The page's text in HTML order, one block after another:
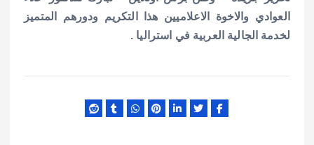
العوادي والاخوة الاعلاميين هذا التكريم ودورهم المتميز
لخدمة الجالية العربية في استراليا .